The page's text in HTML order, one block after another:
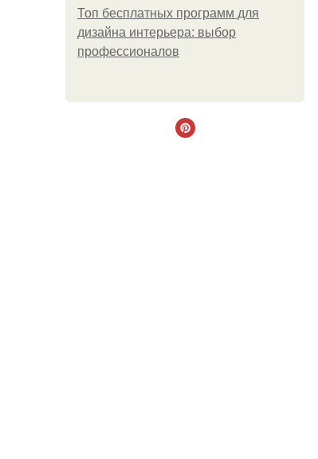
Топ бесплатных программ для
дизайна интерьера: выбор
профессионалов